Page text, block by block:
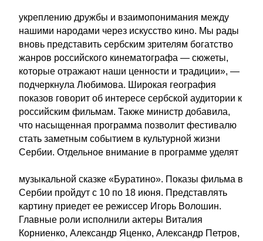
укреплению дружбы и взаимопонимания между
нашими народами через искусство кино. Мы рады
вновь представить сербским зрителям богатство
жанров российского кинематографа — сюжеты,
которые отражают наши ценности и традиции», —
подчеркнула Любимова. Широкая география
показов говорит об интересе сербской аудитории к
российским фильмам. Также министр добавила,
что насыщенная программа позволит фестивалю
стать заметным событием в культурной жизни
Сербии. Отдельное внимание в программе уделят
музыкальной сказке «Буратино». Показы фильма в
Сербии пройдут с 10 по 18 июня. Представлять
картину приедет ее режиссер Игорь Волошин.
Главные роли исполнили актеры Виталия
Корниенко, Александр Яценко, Александр Петров,